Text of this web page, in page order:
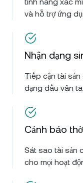
tính năng xác
và hỗ trợ ứng
Nhận dạng
Tiếp cận tài
dạng dấu vân
Cảnh báo
Sát sao tài sản
cho mọi hoạt